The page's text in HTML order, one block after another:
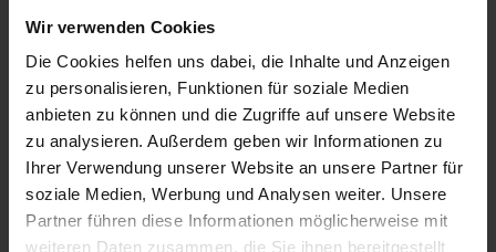
Wir verwenden Cookies
Die Cookies helfen uns dabei, die Inhalte und Anzeigen
zu personalisieren, Funktionen für soziale Medien
anbieten zu können und die Zugriffe auf unsere Website
zu analysieren. Außerdem geben wir Informationen zu
Ihrer Verwendung unserer Website an unsere Partner für
soziale Medien, Werbung und Analysen weiter. Unsere
Partner führen diese Informationen möglicherweise mit
weiteren Daten zusammen, die Sie ihnen bereitgestellt
VERS L’APERÇU DES FORMES